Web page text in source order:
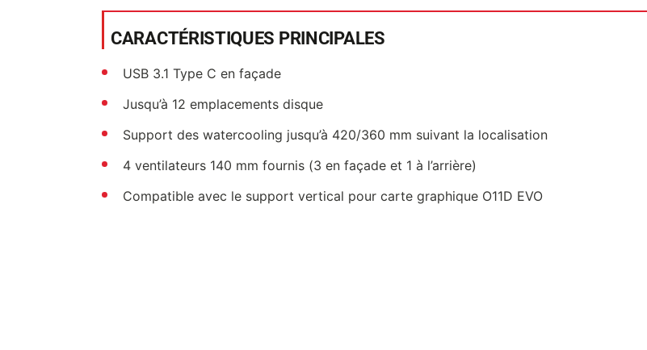
CARACTÉRISTIQUES PRINCIPALES
USB 3.1 Type C en façade
Jusqu’à 12 emplacements disque
Support des watercooling jusqu’à 420/360 mm suivant la localisation
4 ventilateurs 140 mm fournis (3 en façade et 1 à l’arrière)
Compatible avec le support vertical pour carte graphique O11D EVO